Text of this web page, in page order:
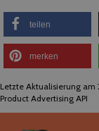
teilen
merken
Letzte Aktualisierung
Product Advertising API